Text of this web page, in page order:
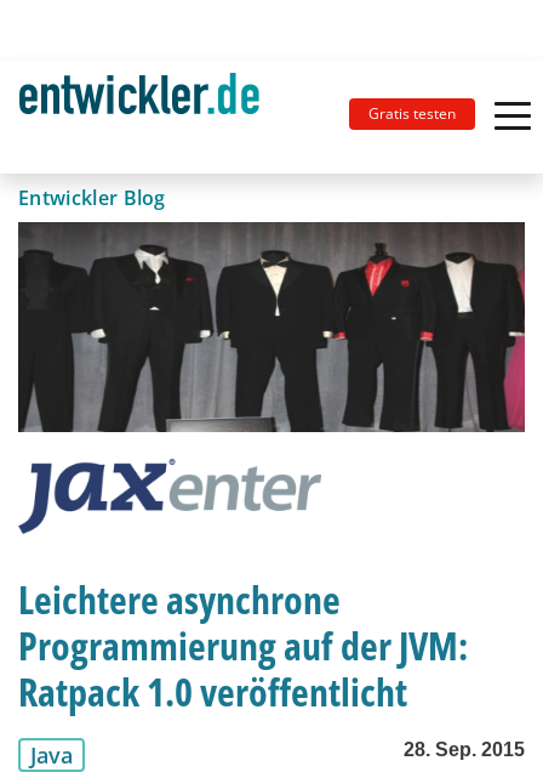
Gratis testen
Entwickler Blog
Leichtere asynchrone
Programmierung auf der JVM:
Ratpack 1.0 veröffentlicht
Java 28. Sep. 2015